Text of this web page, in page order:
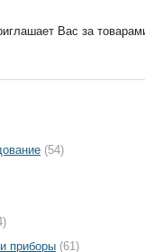
Вас за
(54)
приборы (61)